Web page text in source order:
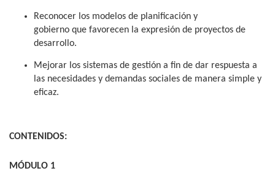
Reconocer los modelos de planificación y
gobierno que favorecen la expresión de proyectos de
desarrollo.
Mejorar los sistemas de gestión a fin de dar respuesta a
las necesidades y demandas sociales de manera simple y
eficaz.
CONTENIDOS:
MÓDULO 1